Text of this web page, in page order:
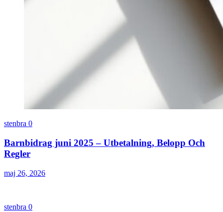
stenbra 0
Barnbidrag juni 2025 – Utbetalning, Belopp Och
Regler
maj 26, 2026
stenbra 0